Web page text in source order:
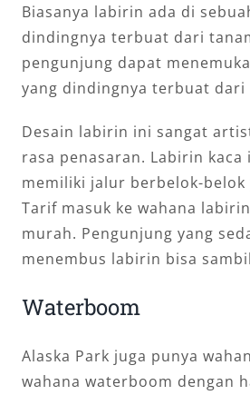
Biasanya labirin ada di
dindingnya terbuat dari
pengunjung dapat
yang dindingnya terbuat dari
Desain labirin ini sangat
rasa penasaran. Labirin
memiliki jalur berbelok-belok
Tarif masuk ke wahana
murah. Pengunjung yang
menembus labirin bisa
Waterboom
Alaska Park juga punya
wahana waterboom dengan